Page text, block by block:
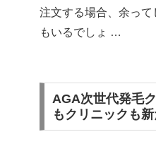
注文する場合、余っ
もいるでしょ …
AGA次世代発毛
もクリニックも